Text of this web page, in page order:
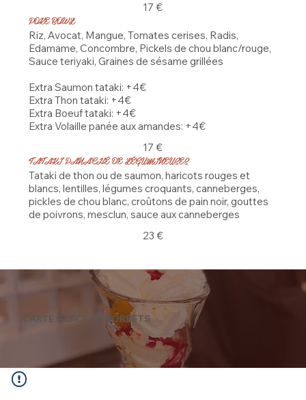
CARTE GLACES & SORBETS
17 €
POKE BOWL
Riz, Avocat, Mangue, Tomates cerises, Radis,
Edamame, Concombre, Pickels de chou blanc/rouge,
Sauce teriyaki, Graines de sésame grillées
Extra Saumon tataki: +4€
Extra Thon tataki: +4€
Extra Boeuf tataki: +4€
Extra Volaille panée aux amandes: +4€
17 €
TATAKI PANACHÉ DE LÉGUMINEUSES
Tataki de thon ou de saumon, haricots rouges et
blancs, lentilles, légumes croquants, canneberges,
pickles de chou blanc, croûtons de pain noir, gouttes
de poivrons, mesclun, sauce aux canneberges
23 €